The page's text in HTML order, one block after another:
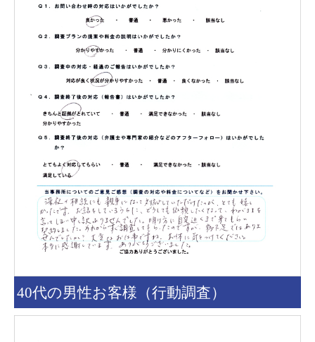
40代の男性お客様（行動調査）